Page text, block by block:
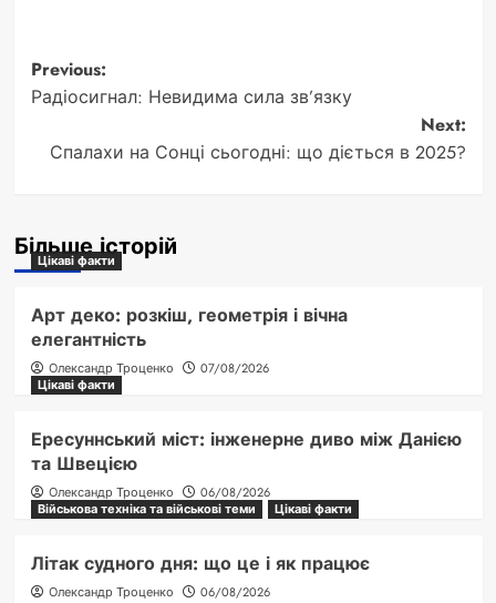
Post
navigation
Previous:
Радіосигнал: Невидима сила зв’язку
Next:
Спалахи на Сонці сьогодні: що діється в 2025?
Більше історій
Цікаві факти
Арт деко: розкіш, геометрія і вічна
елегантність
Олександр Троценко
07/08/2026
Цікаві факти
Ересуннський міст: інженерне диво між Данією
та Швецією
Олександр Троценко
06/08/2026
Військова техніка та військові теми
Цікаві факти
Літак судного дня: що це і як працює
Олександр Троценко 06/08/2026